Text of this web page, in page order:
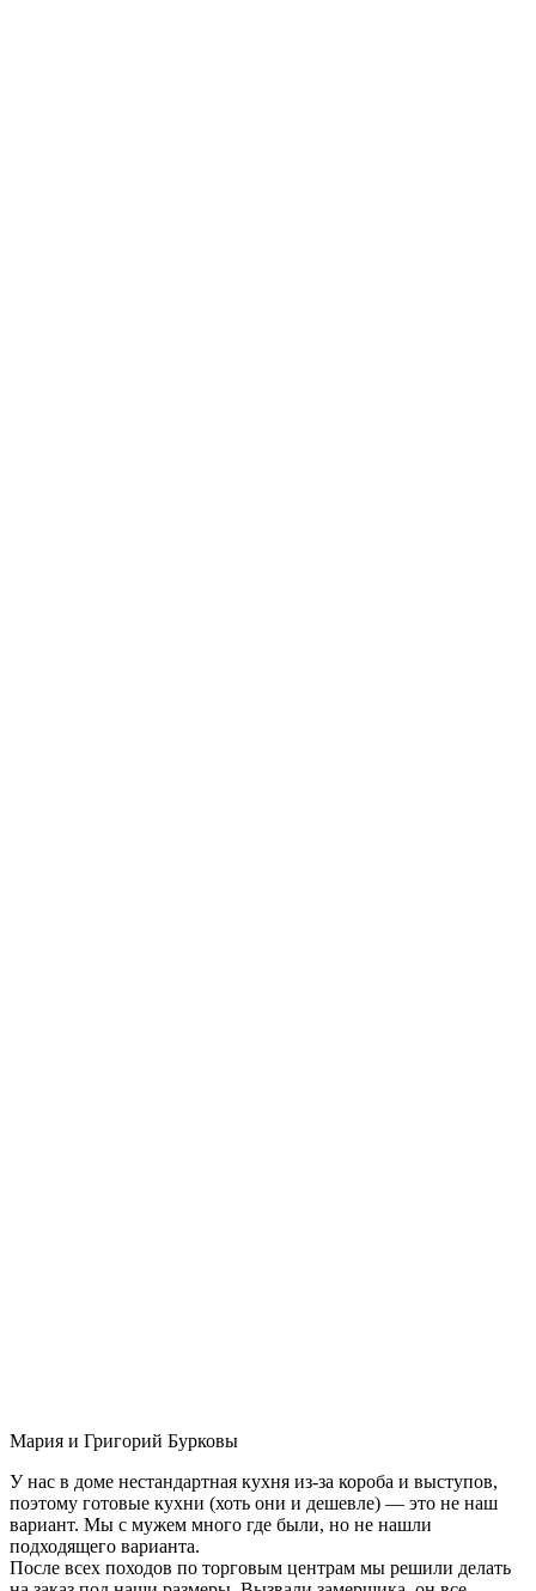
Мария и Григорий Бурковы
У нас в доме нестандартная кухня из-за короба и выступов,
поэтому готовые кухни (хоть они и дешевле) — это не наш
вариант. Мы с мужем много где были, но не нашли
подходящего варианта.
После всех походов по торговым центрам мы решили делать